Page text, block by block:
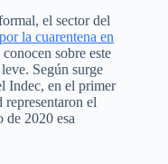
el sector del
la cuarentena en
sobre este
Según surge
Indec, en el primer
representaron el
de 2020 esa